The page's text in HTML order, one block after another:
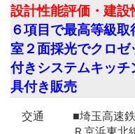
設計性能評価・建設
６項目で最高等級
室２面採光でクロ
付きシステムキッ
具付き販売
交通
■埼玉高速
Ｒ京浜東北